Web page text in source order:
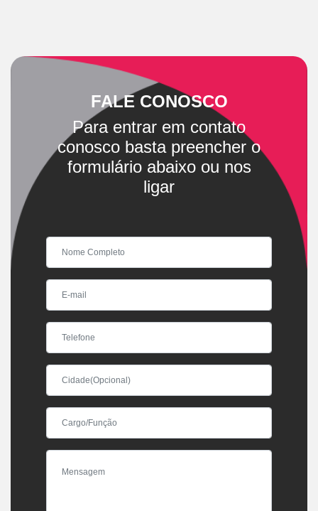
FALE CONOSCO
Para entrar em contato
conosco basta preencher o
formulário abaixo ou nos
ligar